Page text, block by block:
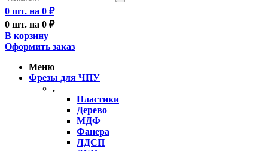
0 шт. на 0 ₽
0 шт. на 0 ₽
В корзину
Оформить заказ
Меню
Фрезы для ЧПУ
.
Пластики
Дерево
МДФ
Фанера
ЛДСП